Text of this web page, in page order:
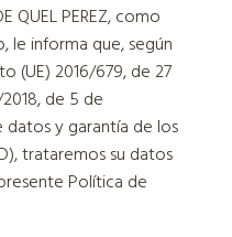
QUEL PEREZ, como
le informa que, según
(UE) 2016/679, de 27
2018, de 5 de
y garantía de los
trataremos su datos
Política de